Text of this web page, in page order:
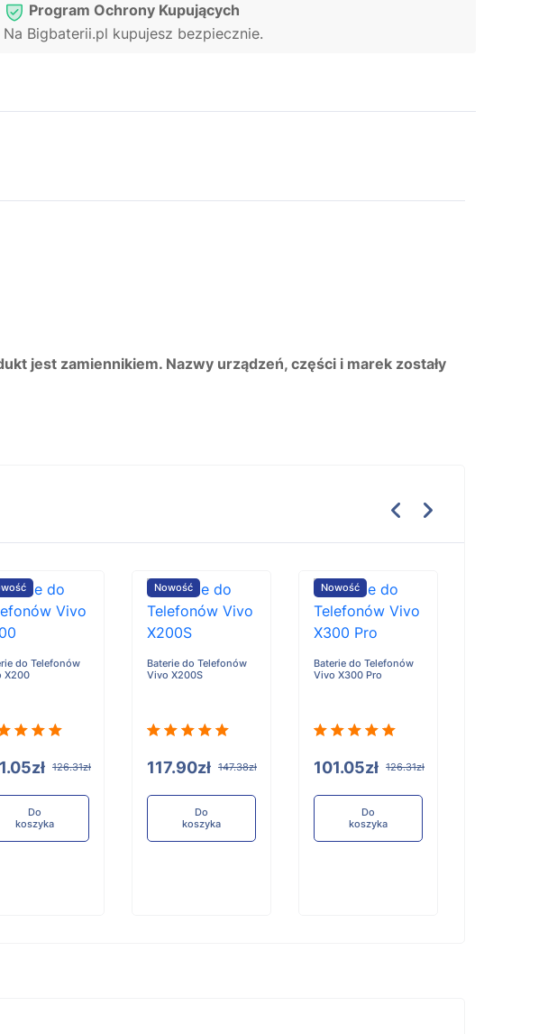
Program Ochrony Kupujących
Na Bigbaterii.pl kupujesz bezpiecznie.
jest zamiennikiem. Nazwy urządzeń, części i marek zostały
do Telefonów
X200
126.31zł
Do
koszyka
Nowość
Baterie do Telefonów
Vivo X200S
117.90zł 147.38zł
Do
koszyka
Nowość
Baterie do Telefonów
Vivo X300 Pro
101.05zł 126.31zł
Do
koszyka